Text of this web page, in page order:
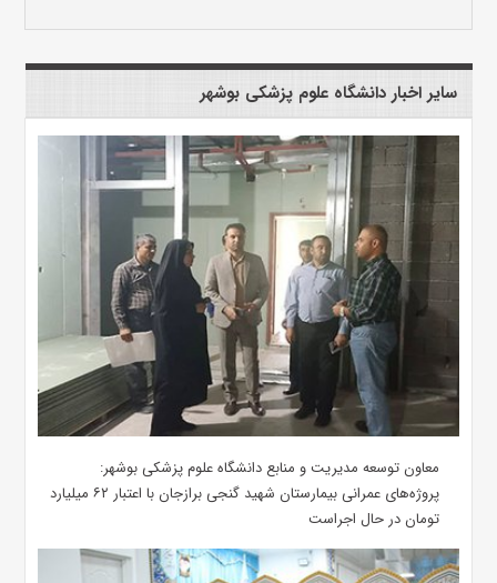
سایر اخبار دانشگاه علوم پزشکی بوشهر
معاون توسعه مدیریت و منابع دانشگاه علوم پزشکی بوشهر:
پروژه‌های عمرانی بیمارستان شهید گنجی برازجان با اعتبار ۶۲ میلیارد
تومان در حال اجراست